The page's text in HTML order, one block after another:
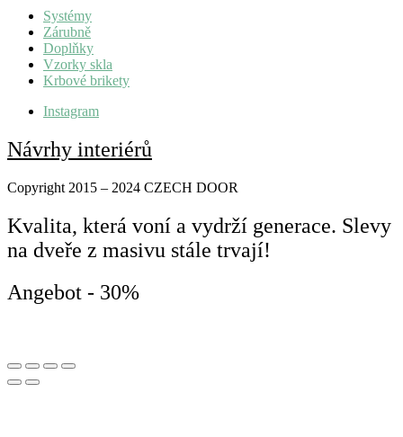
Systémy
Zárubně
Doplňky
Vzorky skla
Krbové brikety
Instagram
Návrhy interiérů
Copyright 2015 – 2024 CZECH DOOR
Kvalita, která voní a vydrží generace. Slevy
na dveře z masivu stále trvají!
Angebot - 30%